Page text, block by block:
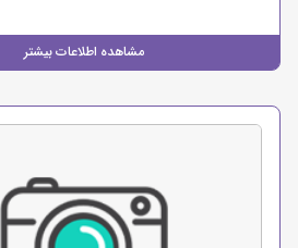
مشاهده اطلاعات بیشتر